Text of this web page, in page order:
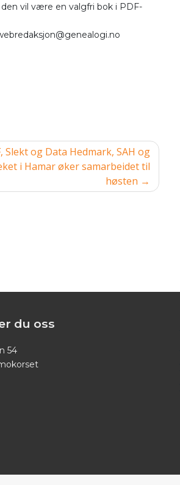
vil være en valgfri bok i PDF-
Slekt og Data Hedmark, SAH og
i Hamar øker samarbeidet til
høsten
du oss
54